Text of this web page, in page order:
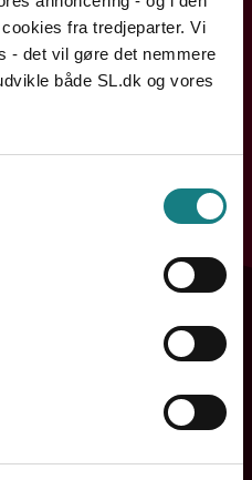
fra tredjeparter. Vi
- det vil gøre det nemmere
både SL.dk og vores
løn, ansættelse eller din
rådgiver dig og hjælper
Søg